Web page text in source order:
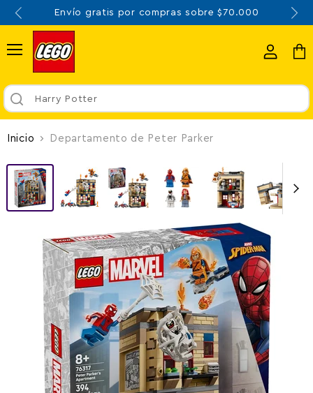
Envío gratis por compras sobre $70.000
Menú
Harry Potter
Inicio Departamento de Peter Parker